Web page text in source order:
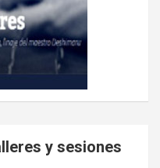
y sesiones